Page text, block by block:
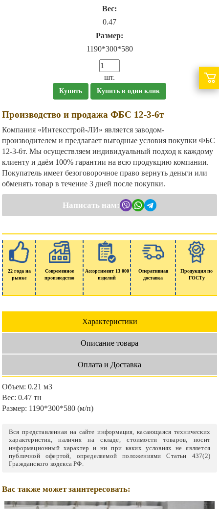
Вес:
0.47
Размер:
1190*300*580
шт.
Купить Купить в один клик
Производство и продажа ФБС 12-3-6т
Компания «Интексстрой-ЛИ» является заводом-
производителем и предлагает выгодные условия покупки ФБС
12-3-6т. Мы осуществляем индивидуальный подход к каждому
клиенту и даём 100% гарантии на всю продукцию компании.
Покупатель имеет безоговорочное право вернуть деньги или
обменять товар в течение 3 дней после покупки.
Написать нам:
22 года на
рынке
Современное
производство
Ассортимент 13 000
изделий
Оперативная
доставка
Продукция по
ГОСТу
Характеристики
Описание товара
Оплата и Доставка
Объем: 0.21 м3
Вес: 0.47 тн
Размер: 1190*300*580 (м/п)
Вся представленная на сайте информация, касающаяся технических
характеристик, наличия на складе, стоимости товаров, носит
информационный характер и ни при каких условиях не является
публичной офертой, определяемой положениями Статьи 437(2)
Гражданского кодекса РФ.
Вас также может заинтересовать: